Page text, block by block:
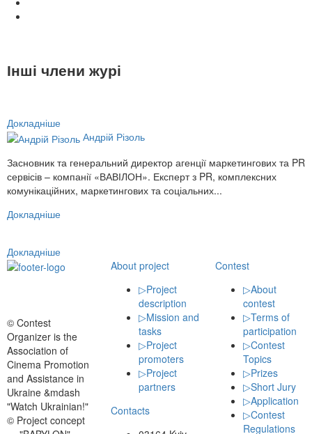
Інші члени журі
Докладніше
Андрій Різоль
Засновник та генеральний директор агенції маркетингових та PR
сервісів – компанії «ВАВІЛОН». Експерт з PR, комплексних
комунікаційних, маркетингових та соціальних...
Докладніше
Докладніше
© Contest
Organizer is the
Association of
Cinema Promotion
and Assistance in
Ukraine &mdash
"Watch Ukrainian!"
© Project concept
About project
▷Project
description
▷Mission and
tasks
▷Project
promoters
▷Project
partners
Contacts
Contest
▷About
contest
▷Terms of
participation
▷Contest
Topics
▷Prizes
▷Short Jury
▷Application
▷Contest
Regulations